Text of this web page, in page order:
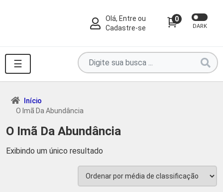
Olá, Entre ou
Cadastre-se
0
DARK
☰
Pesquise
por
produtos
...
Início
O Imã Da Abundância
O Imã Da Abundância
Exibindo um único resultado